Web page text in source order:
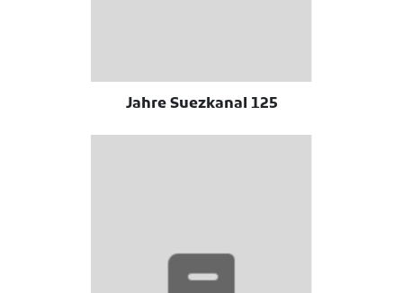
125 Jahre Suezkanal